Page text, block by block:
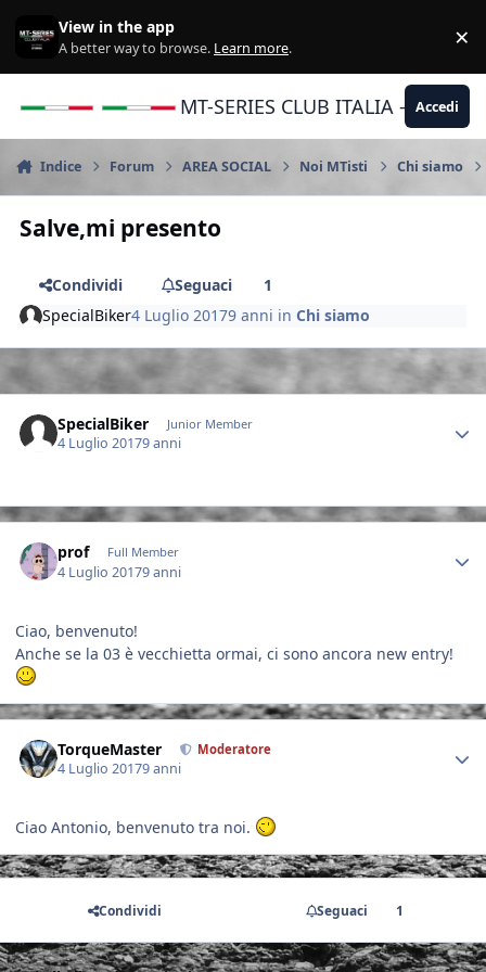
View in the app
A better way to browse. Learn more. ×
MT-SERIES CLUB ITALIA -Accedi
Indice Forum AREA SOCIAL Noi MTisti Chi siamo
Salve,mi presento
Condividi Seguaci
1
SpecialBiker4 Luglio 20179 anni inChi siamo
SpecialBiker Junior Member
4 Luglio 20179 anni
prof Full Member
4 Luglio 20179 anni
Ciao, benvenuto!
Anche se la 03 è vecchietta ormai, ci sono ancora new entry!
TorqueMaster Moderatore
4 Luglio 20179 anni
Ciao Antonio, benvenuto tra noi.
Condividi Seguaci 1